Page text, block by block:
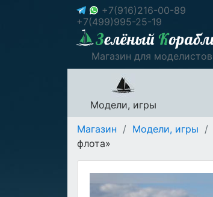
+7(916)216-00-89
+7(499)995-25-19
Магазин для моделистов
Модели, игры
Магазин / Модели, игры /
флота»